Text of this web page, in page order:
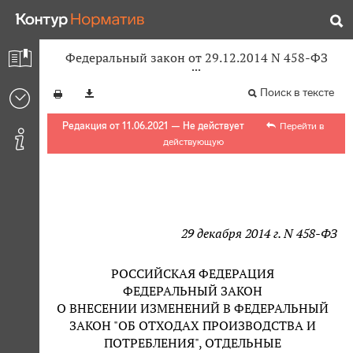
Федеральный закон от 29.12.2014 N 458-ФЗ
Поиск в тексте
Редакция от 11.06.2021 — Не действует
Перейти в
действующую
29 декабря 2014 г. N 458-ФЗ
РОССИЙСКАЯ ФЕДЕРАЦИЯ
ФЕДЕРАЛЬНЫЙ ЗАКОН
О ВНЕСЕНИИ ИЗМЕНЕНИЙ В ФЕДЕРАЛЬНЫЙ
ЗАКОН "ОБ ОТХОДАХ ПРОИЗВОДСТВА И
ПОТРЕБЛЕНИЯ", ОТДЕЛЬНЫЕ